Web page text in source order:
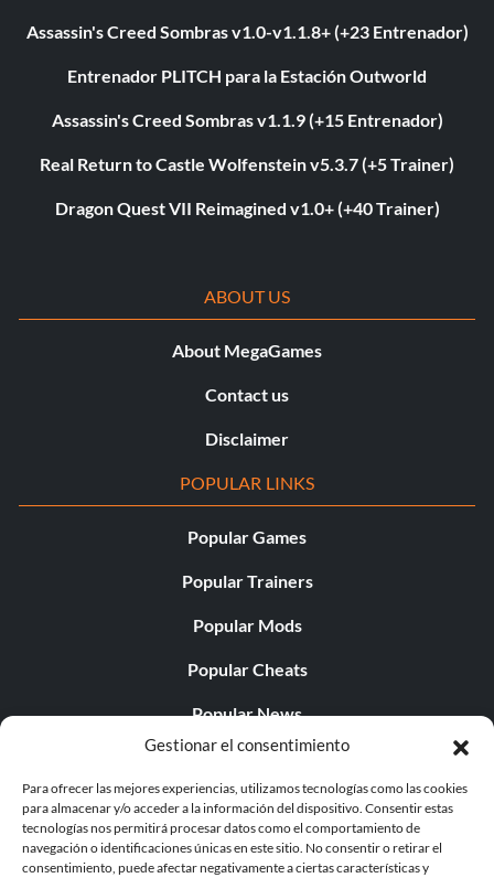
Gestionar el consentimiento
Para ofrecer las mejores experiencias, utilizamos tecnologías como las cookies
para almacenar y/o acceder a la información del dispositivo. Consentir estas
tecnologías nos permitirá procesar datos como el comportamiento de
navegación o identificaciones únicas en este sitio. No consentir o retirar el
consentimiento, puede afectar negativamente a ciertas características y
Assassin's Creed Sombras v1.0-v1.1.8+ (+23 Entrenador)
Entrenador PLITCH para la Estación Outworld
Assassin's Creed Sombras v1.1.9 (+15 Entrenador)
Real Return to Castle Wolfenstein v5.3.7 (+5 Trainer)
Dragon Quest VII Reimagined v1.0+ (+40 Trainer)
ABOUT US
About MegaGames
Contact us
Disclaimer
POPULAR LINKS
Popular Games
Popular Trainers
Popular Mods
Popular Cheats
Popular News
Popular Editorials
Popular Free Games
LATEST UPDATES